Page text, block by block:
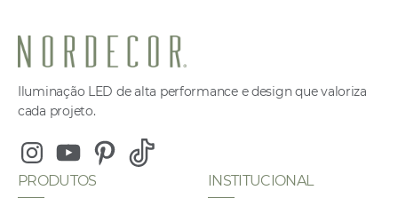
Iluminação LED de alta performance e design que valoriza
cada projeto.
InstagramYoutubePinterest
Tiktok
PRODUTOS
INSTITUCIONAL